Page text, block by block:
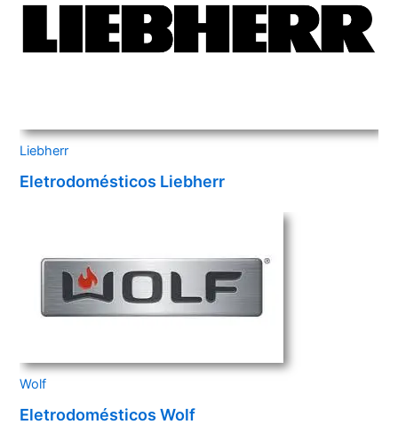
Liebherr
Eletrodomésticos Liebherr
Wolf
Eletrodomésticos Wolf